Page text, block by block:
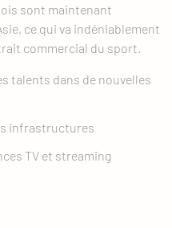
sont maintenant
ce qui va indéniablement
commercial du sport.
talents dans de nouvelles
infrastructures
TV et streaming